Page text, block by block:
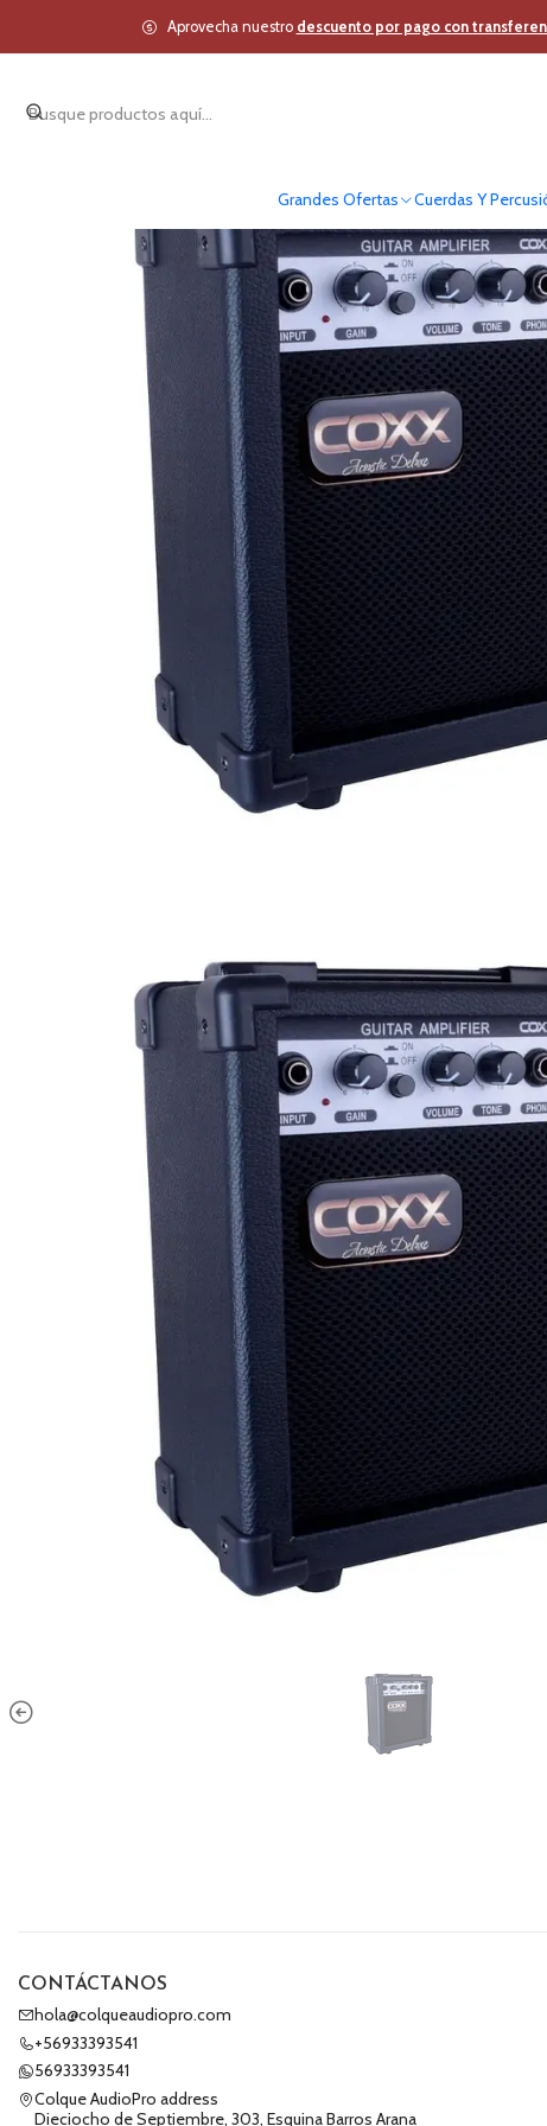
Grandes Ofertas Cuerdas Y
Aprovecha nuestro descuento por pago con
Inicio Cuerdas Y
CONTÁCTANOS
hola@colqueaudiopro.com
+56933393541
56933393541
Colque AudioPro address
Dieciocho de Septiembre, 303, Esquina Barros Arana